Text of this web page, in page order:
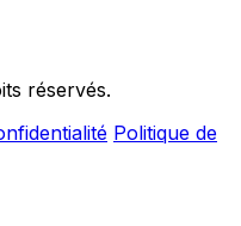
réservés.
Politique de